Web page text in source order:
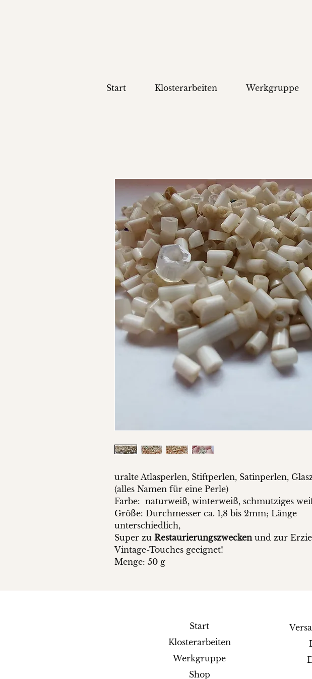
Start Klosterarbeiten Werkgruppe
uralte Atlasperlen, Stiftperlen, Satinperlen,
(alles Namen für eine Perle)
Farbe: naturweiß, winterweiß, schmutziges
Größe: Durchmesser ca. 1,8 bis 2mm; Länge
unterschiedlich,
Super zu Restaurierungszweckenund zur
Vintage-Touches geeignet!
Menge: 50 g
Start
Klosterarbeiten
Werkgruppe
Shop